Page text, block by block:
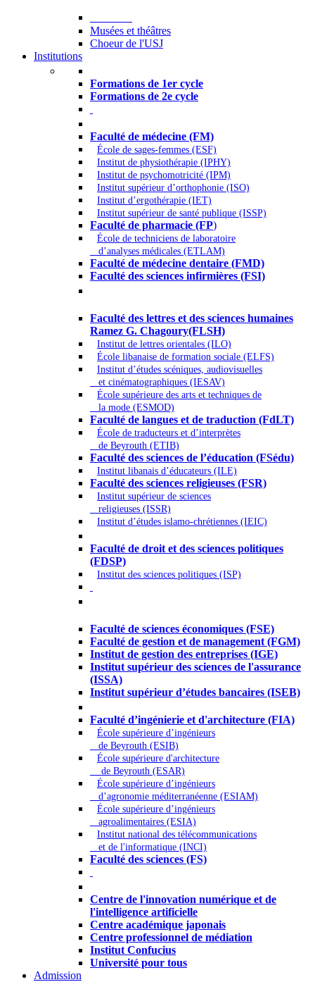
Musées et théâtres
Choeur de l'USJ
Institutions
Formations de 1er cycle
Formations de 2e cycle
Faculté de médecine (FM)
École de sages-femmes (ESF)
Institut de physiothérapie (IPHY)
Institut de psychomotricité (IPM)
Institut supérieur d’orthophonie (ISO)
Institut d’ergothérapie (IET)
Institut supérieur de santé publique (ISSP)
Faculté de pharmacie (FP)
École de techniciens de laboratoire
d’analyses médicales (ETLAM)
Faculté de médecine dentaire (FMD)
Faculté des sciences infirmières (FSI)
Faculté des lettres et des sciences humaines
Ramez G. Chagoury(FLSH)
Institut de lettres orientales (ILO)
École libanaise de formation sociale (ELFS)
Institut d’études scéniques, audiovisuelles
et cinématographiques (IESAV)
École supérieure des arts et techniques de
la mode (ESMOD)
Faculté de langues et de traduction (FdLT)
École de traducteurs et d’interprètes
de Beyrouth (ETIB)
Faculté des sciences de l’éducation (FSédu)
Institut libanais d’éducateurs (ILE)
Faculté des sciences religieuses (FSR)
Institut supérieur de sciences
religieuses (ISSR)
Institut d’études islamo-chrétiennes (IEIC)
Faculté de droit et des sciences politiques
(FDSP)
Institut des sciences politiques (ISP)
Faculté de sciences économiques (FSE)
Faculté de gestion et de management (FGM)
Institut de gestion des entreprises (IGE)
Institut supérieur des sciences de l'assurance
(ISSA)
Institut supérieur d’études bancaires (ISEB)
Faculté d’ingénierie et d'architecture (FIA)
École supérieure d’ingénieurs
de Beyrouth (ESIB)
École supérieure d'architecture
de Beyrouth (ESAR)
École supérieure d’ingénieurs
d’agronomie méditerranéenne (ESIAM)
École supérieure d’ingénieurs
agroalimentaires (ESIA)
Institut national des télécommunications
et de l'informatique (INCI)
Faculté des sciences (FS)
Centre de l'innovation numérique et de
l'intelligence artificielle
Centre académique japonais
Centre professionnel de médiation
Institut Confucius
Université pour tous
Admission